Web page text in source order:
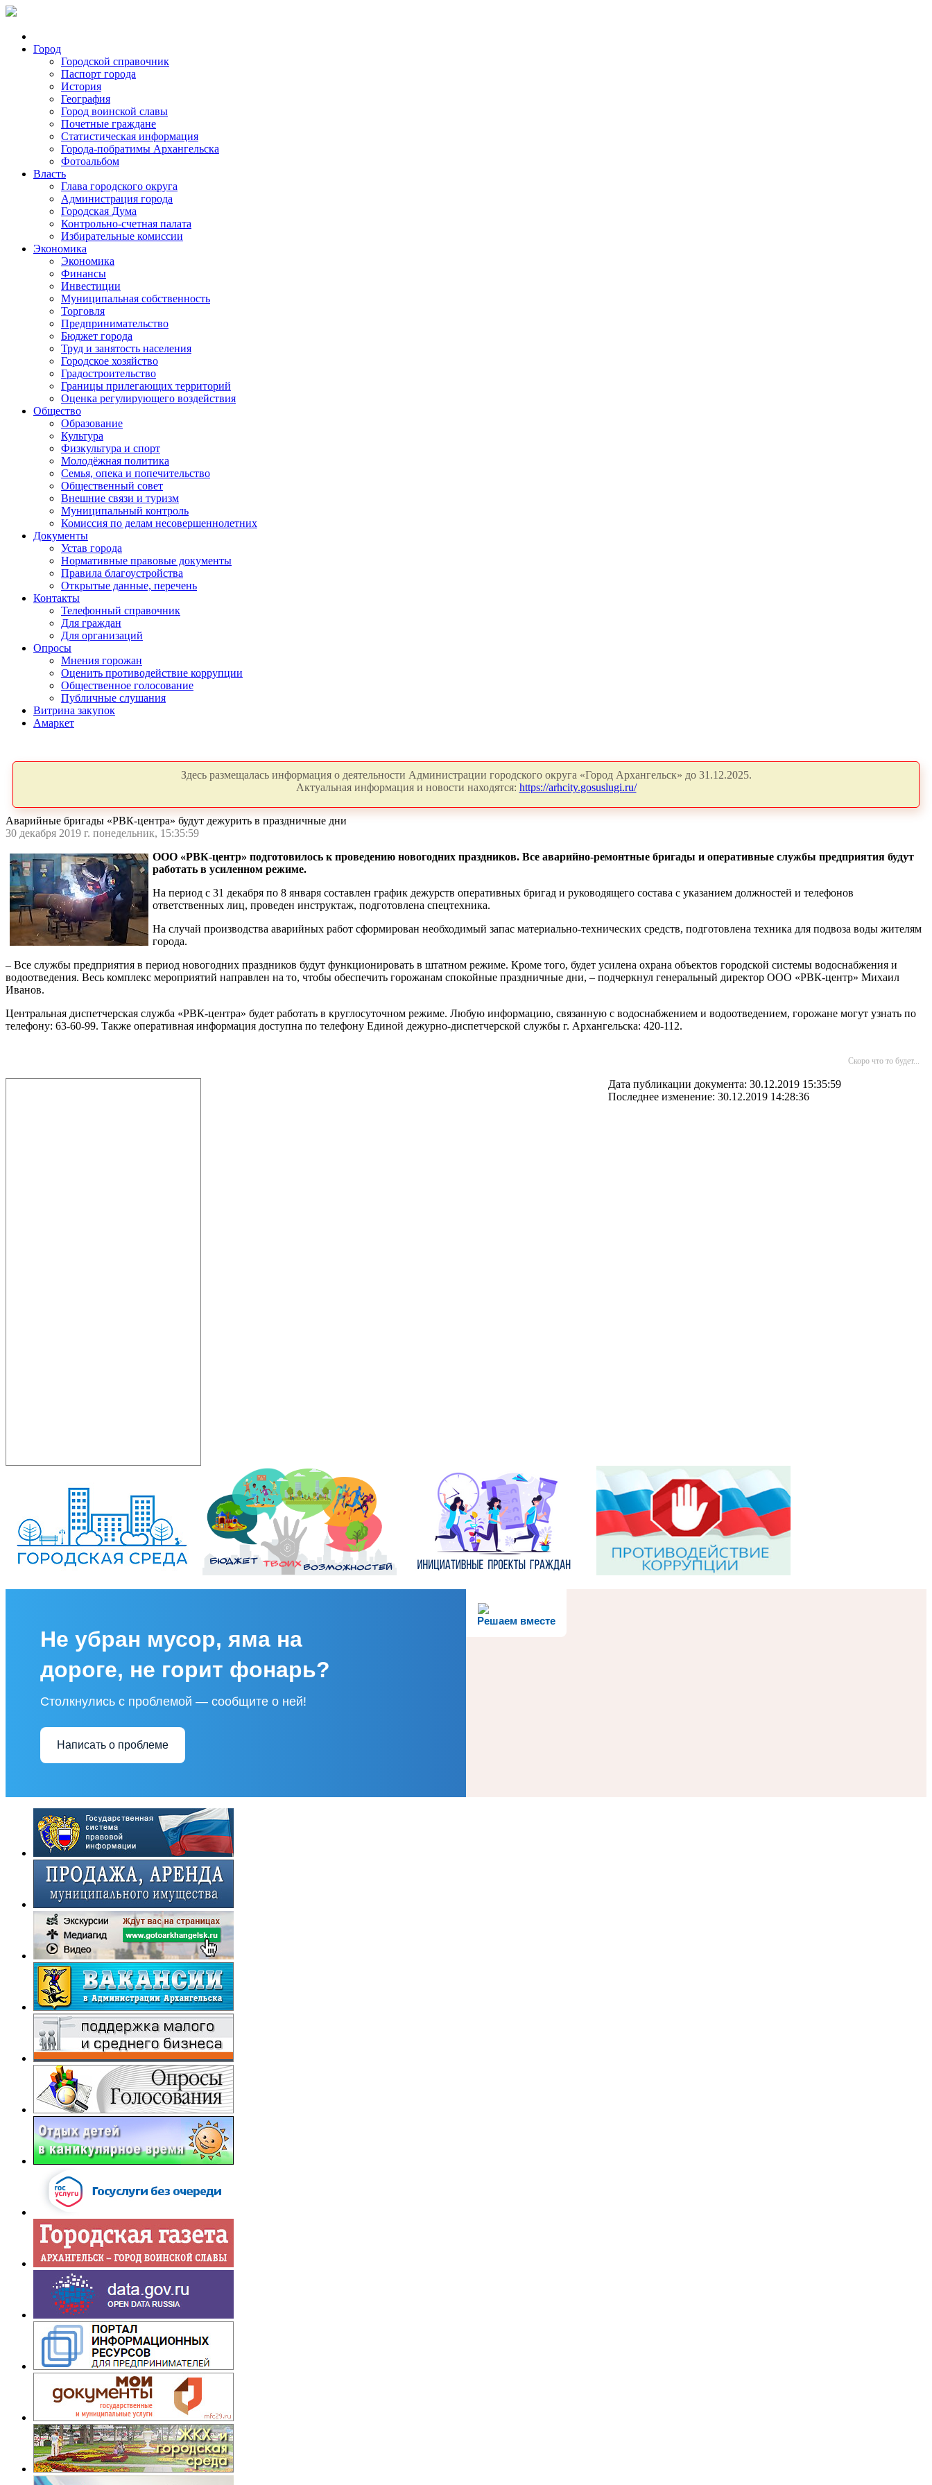
Город
Городской справочник
Паспорт города
История
География
Город воинской славы
Почетные граждане
Статистическая информация
Города-побратимы Архангельска
Фотоальбом
Власть
Глава городского округа
Администрация города
Городская Дума
Контрольно-счетная палата
Избирательные комиссии
Экономика
Экономика
Финансы
Инвестиции
Муниципальная собственность
Торговля
Предпринимательство
Бюджет города
Труд и занятость населения
Городское хозяйство
Градостроительство
Границы прилегающих территорий
Оценка регулирующего воздействия
Общество
Образование
Культура
Физкультура и спорт
Молодёжная политика
Семья, опека и попечительство
Общественный совет
Внешние связи и туризм
Муниципальный контроль
Комиссия по делам несовершеннолетних
Документы
Устав города
Нормативные правовые документы
Правила благоустройства
Открытые данные, перечень
Контакты
Телефонный справочник
Для граждан
Для организаций
Опросы
Мнения горожан
Оценить противодействие коррупции
Общественное голосование
Публичные слушания
Витрина закупок
Амаркет
Здесь размещалась информация о деятельности Администрации городского округа «Город Архангельск» до 31.12.2025.
Актуальная информация и новости находятся: https://arhcity.gosuslugi.ru/
Аварийные бригады «РВК-центра» будут дежурить в праздничные дни
30 декабря 2019 г. понедельник, 15:35:59
ООО «РВК-центр» подготовилось к проведению новогодних праздников. Все аварийно-ремонтные бригады и оперативные службы предприятия будут
работать в усиленном режиме.
На период с 31 декабря по 8 января составлен график дежурств оперативных бригад и руководящего состава с указанием должностей и телефонов
ответственных лиц, проведен инструктаж, подготовлена спецтехника.
На случай производства аварийных работ сформирован необходимый запас материально-технических средств, подготовлена техника для подвоза воды жителям
города.
– Все службы предприятия в период новогодних праздников будут функционировать в штатном режиме. Кроме того, будет усилена охрана объектов городской системы водоснабжения и
водоотведения. Весь комплекс мероприятий направлен на то, чтобы обеспечить горожанам спокойные праздничные дни, – подчеркнул генеральный директор ООО «РВК-центр» Михаил
Иванов.
Центральная диспетчерская служба «РВК-центра» будет работать в круглосуточном режиме. Любую информацию, связанную с водоснабжением и водоотведением, горожане могут узнать по
телефону: 63-60-99. Также оперативная информация доступна по телефону Единой дежурно-диспетчерской службы г. Архангельска: 420-112.
Скоро что то будет...
Дата публикации документа: 30.12.2019 15:35:59
Последнее изменение: 30.12.2019 14:28:36
Решаем вместе
Не убран мусор, яма на
дороге, не горит фонарь?
Столкнулись с проблемой — сообщите о ней!
Написать о проблеме